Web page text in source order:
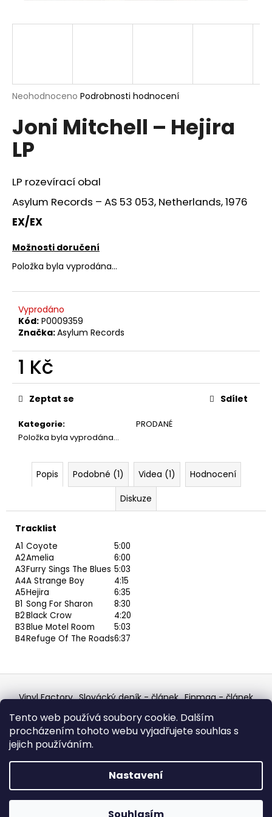
Tento web používá soubory cookie. Dalším
procházením tohoto webu vyjadřujete souhlas s
jejich používáním.
Nastavení
Průměrné
produktu
je
0,0
hvězdiček.
Neohodnoceno Podrobnosti hodnocení
Joni Mitchell – Hejira
LP
LP rozevírací obal
Asylum Records ‎– AS 53 053, Netherlands, 1976
EX/EX
Možnosti doručení
Položka byla vyprodána…
Vyprodáno
Kód: P0009359
Značka:Asylum Records
1 Kč
Měrná
cena:
Kategorie:
PRODANÉ
Položka byla vyprodána…
Zeptat se Sdílet
Popis Podobné (1) Videa (1)
Hodnocení
Diskuze
Tracklist
A1 Coyote
5:00
A2Amelia
6:00
A3Furry Sings The Blues 5:03
A4A Strange Boy
4:15
A5Hejira
6:35
B1 Song For Sharon
8:30
B2Black Crow
4:20
B3Blue Motel Room
5:03
B4Refuge Of The Roads6:37
j
?
o
p
r
u
č
u
e
m
e
PINK
FLOYD
PIPER
AT
THE
DAWN
Z
á Vinyl Factory Slovácký deník - článek Finmag - článek
Discogs Profile Facebook výběr z hroznů
Top prodejce mincí Aukro
Vytvořil Shoptet
Copyright 2026W Records - osvědčený prodejce
bazarových LP, MC, CD, komiksů atd.. Všechna práva
vyhrazena.